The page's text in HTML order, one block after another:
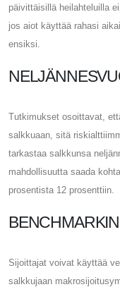
päivittäisillä heilahteluilla
jos aiot käyttää rahasi
ensiksi.
Tutkimukset osoittavat,
salkkuaan, sitä
tarkastaa salkkunsa
mahdollisuutta saada
prosentista 12 prosenttiin.
Sijoittajat voivat käyttää
salkkujaan